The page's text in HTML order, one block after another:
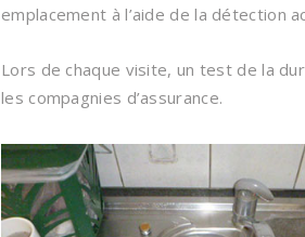
emplacement à l’aide de la détection
Lors de chaque visite, un test de la
les compagnies d’assurance.